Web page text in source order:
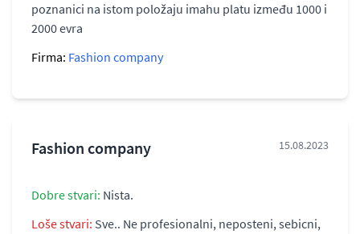
poznanici na istom položaju imahu platu između 1000 i
2000 evra
Firma: Fashion company
Fashion company 15.08.2023
Dobre stvari: Nista.
Loše stvari: Sve.. Ne profesionalni, neposteni, sebicni,